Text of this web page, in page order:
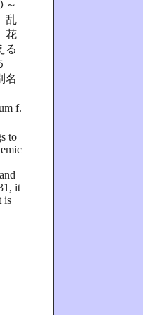
～
乱
花
る
名
f.
to
it
is